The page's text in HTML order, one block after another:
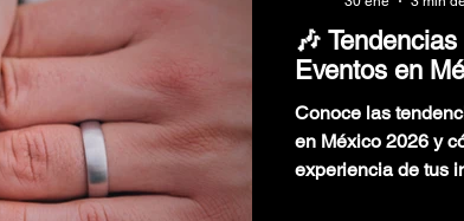
🎶
Eventos en
Conoce las
en México 2026 y
experiencia de tus